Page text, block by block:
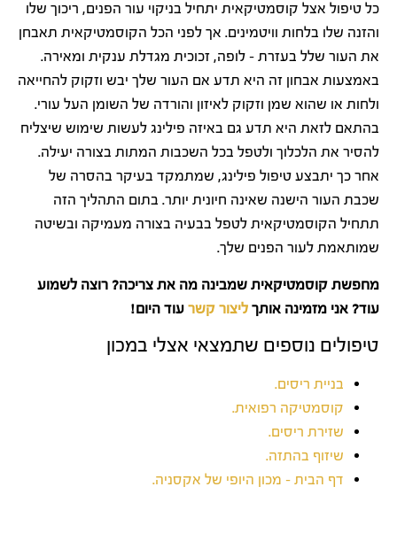
כל טיפול אצל קוסמטיקאית יתחיל בניקוי עור הפנים, ריכוך שלו
והזנה שלו בלחות וויטמינים. אך לפני הכל הקוסמטיקאית תאבחן
את העור שלל בעזרת – לופה, זכוכית מגדלת ענקית ומאירה.
באמצעות אבחון זה היא תדע אם העור שלך יבש וזקוק להחייאה
ולחות או שהוא שמן וזקוק לאיזון והורדה של השומן העל עורי.
בהתאם לזאת היא תדע גם באיזה פילינג לעשות שימוש שיצליח
להסיר את הלכלוך ולטפל בכל השכבות המתות בצורה יעילה.
אחר כך יתבצע טיפול פילינג, שמתמקד בעיקר בהסרה של
שכבת העור הישנה שאינה חיונית יותר. בתום התהליך הזה
תתחיל הקוסמטיקאית לטפל בבעיה בצורה מעמיקה ובשיטה
שמותאמת לעור הפנים שלך.
מחפשת קוסמטיקאית שמבינה מה את צריכה? רוצה לשמוע
עוד? אני מזמינה אותך ליצור קשר עוד היום!
טיפולים נוספים שתמצאי אצלי במכון
בניית ריסים.
קוסמטיקה רפואית.
שזירת ריסים.
שיזוף בהתזה.
דף הבית – מכון היופי של אקסניה.